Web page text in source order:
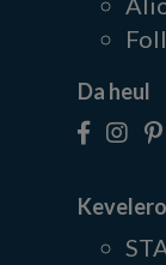
Da heul